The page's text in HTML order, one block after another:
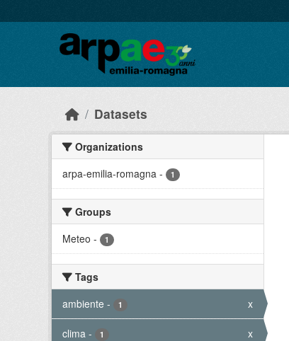
Datasets
Organizations
arpa-emilia-romagna - 1
Groups
Meteo - 1
Tags
ambiente - 1 x
clima - 1 x